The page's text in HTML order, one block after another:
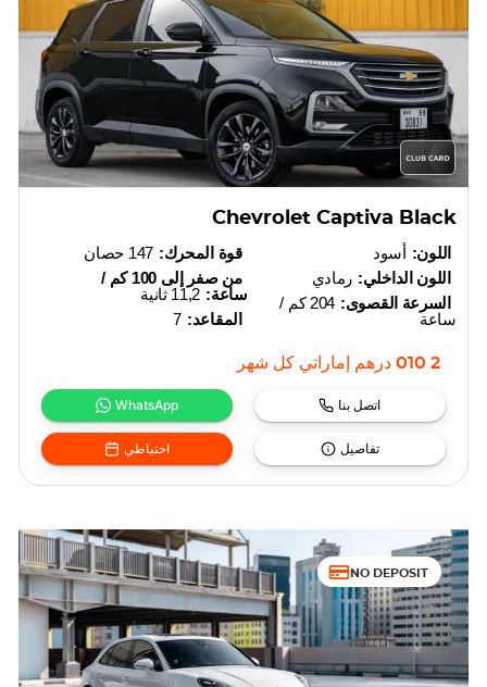
Chevrolet Captiva Black
قوة المحرك: 147 حصان
من صفر إلى 100 كم /
ساعة: 11,2 ثانية
المقاعد: 7
اللون: أسود
اللون الداخلي: رمادي
السرعة القصوى:
204 كم /
ساعة
2 010 درهم إماراتي كل شهر
WhatsApp اتصل بنا
احتياطي تفاصيل
NO DEPOSIT